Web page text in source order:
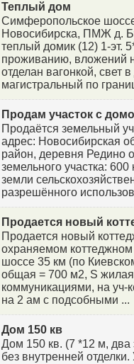
Теплый дом
Симферопольское
Новосибирска, ПМЖ д.
теплый домик (12) 1-эт.
проживанию, вложений
отделан вагонкой, свет
магистральный по
Продам участок с
Продаётся земельный
адрес: Новосибирская
район, деревня Редино
земельного участка: 600
земли
разрешённого
Продается новый
Продается новый
охраняемом
шоссе 35 км (по
общая = 700 м2, S
коммуникациями, на
на 2 ам с подсобными ...
Дом 150 кв
Дом 150 кв. (7 *12 м, два
без внутренней